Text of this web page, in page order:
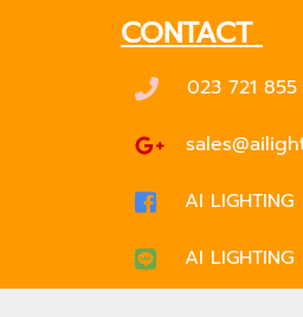
CONTACT
023 721 855
AI LIGHTING
AI LIGHTING